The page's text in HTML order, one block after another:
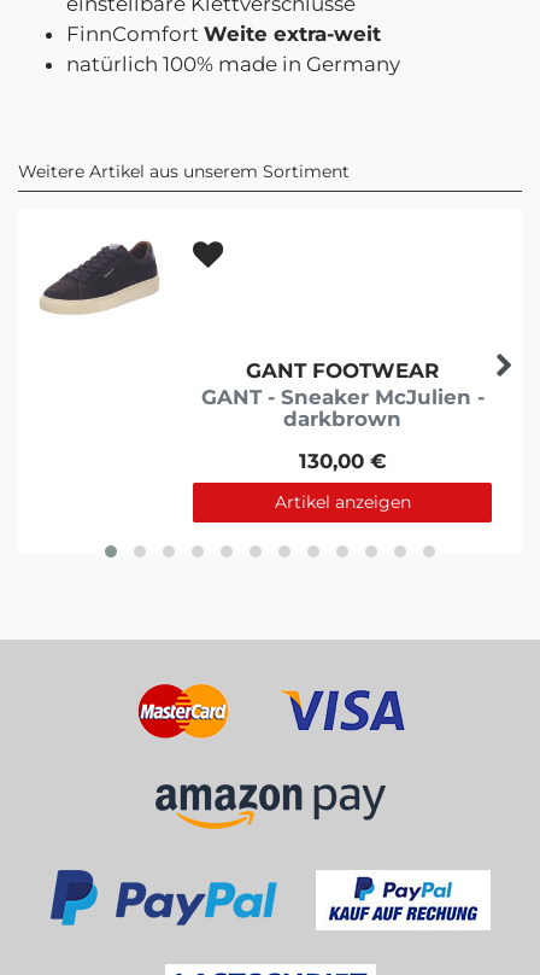
FinnComfort Weite extra-weit
natürlich 100% made in Germany
Weitere Artikel aus unserem Sortiment
GANT FOOTWEAR
GANT - Sneaker McJulien -
darkbrown
130,00 €
Artikel anzeigen